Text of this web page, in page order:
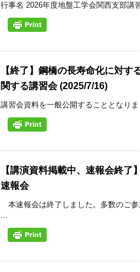
行事名 2026年度地盤工学会関西支部
【終了】鋼橋の長寿命化に対
関する講習会 (2025/7/16)
講習会資料を一般公開することとなり
【講演資料掲載中、速報会終了
速報会
本速報会は終了しました。多数のご
...